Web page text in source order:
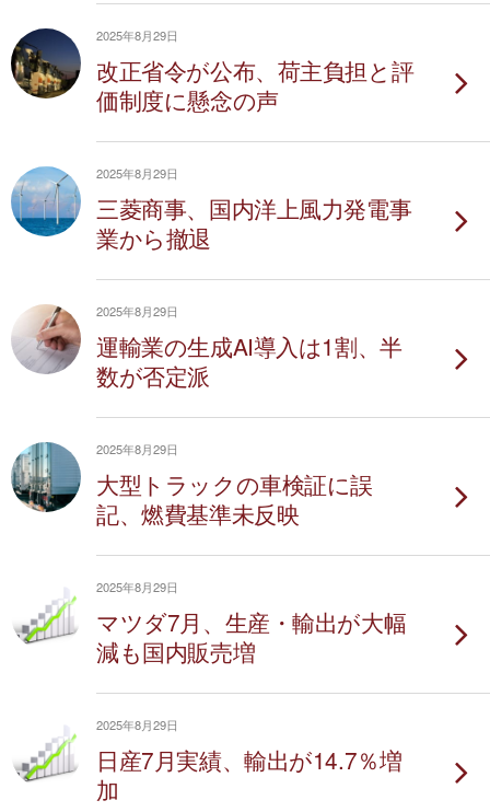
2025年8月29日
改正省令が公布、荷主負担と評
価制度に懸念の声
2025年8月29日
三菱商事、国内洋上風力発電事
業から撤退
2025年8月29日
運輸業の生成AI導入は1割、半
数が否定派
2025年8月29日
大型トラックの車検証に誤
記、燃費基準未反映
2025年8月29日
マツダ7月、生産・輸出が大幅
減も国内販売増
2025年8月29日
日産7月実績、輸出が14.7％増
加